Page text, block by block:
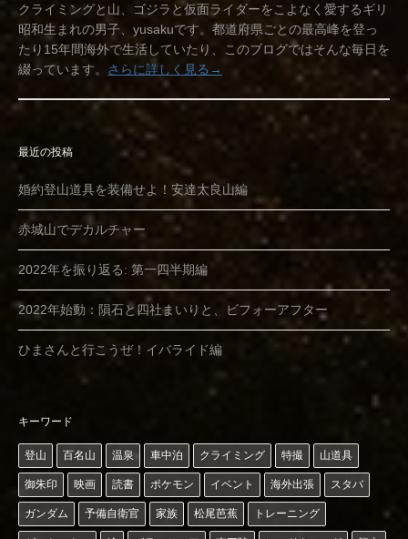
クライミングと山、ゴジラと仮面ライダーをこよなく愛するギリ
昭和生まれの男子、yusakuです。都道府県ごとの最高峰を登っ
たり15年間海外で生活していたり、このブログではそんな毎日を
綴っています。 さらに詳しく見る→
最近の投稿
婚約登山道具を装備せよ！安達太良山編
赤城山でデカルチャー
2022年を振り返る: 第一四半期編
2022年始動：隕石と四社まいりと、ビフォーアフター
ひまさんと行こうぜ！イバライド編
キーワード
登山 百名山 温泉 車中泊 クライミング 特撮 山道具
御朱印 映画 読書 ポケモン イベント 海外出張 スタバ
ガンダム 予備自衛官 家族 松尾芭蕉 トレーニング